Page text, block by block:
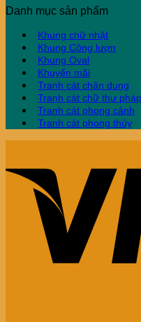
Danh mục sản phẩm
Khung chữ nhật
Khung Công lượn
Khung Oval
Khuyến mãi
Tranh cát chân dung
Tranh cát chữ thư pháp
Tranh cát phong cảnh
Tranh cát phong thủy